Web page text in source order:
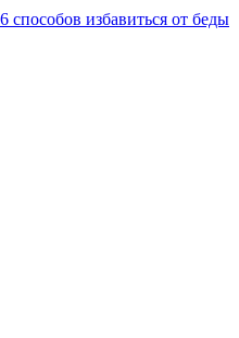
способов избавиться от беды